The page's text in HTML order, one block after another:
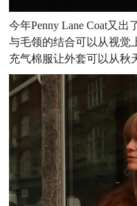
今年Penny Lane Coat又
与毛领的结合可以从视觉
充气棉服让外套可以从秋